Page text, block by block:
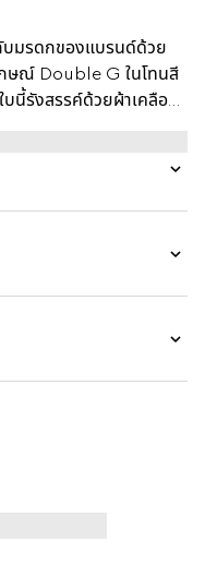
มรดกของแบรนด์ด้วย
ษณ์ Double G ในโทนสี
นี้รังสรรค์ด้วยผ้าเคลือบ